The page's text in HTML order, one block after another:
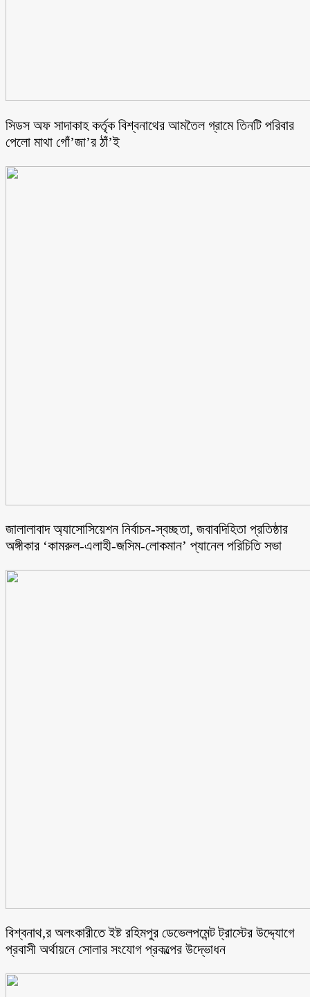
সিডস অফ সাদাকাহ কর্তৃক বিশ্বনাথের আমতৈল গ্রামে তিনটি পরিবার
পেলো মাথা গোঁ’জা’র ঠাঁ’ই
জালালাবাদ অ্যাসোসিয়েশন নির্বাচন-স্বচ্ছতা, জবাবদিহিতা প্রতিষ্ঠার
অঙ্গীকার ‘কামরুল-এলাহী-জসিম-লোকমান’ প্যানেল পরিচিতি সভা
বিশ্বনাথ,র অলংকারীতে ইষ্ট রহিমপুর ডেভেলপমেন্ট ট্রাস্টের উদ্দ্যোগে
প্রবাসী অর্থায়নে সোলার সংযোগ প্রকল্পের উদ্ভোধন